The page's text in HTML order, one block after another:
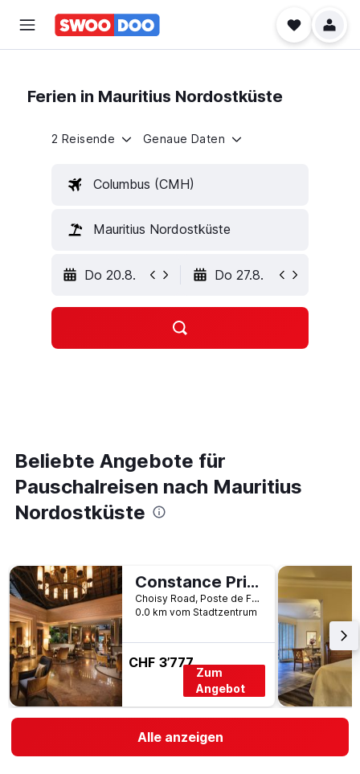
Ferien in Mauritius Nordostküste
2 Reisende Genaue Daten
Columbus (CMH)
Mauritius Nordostküste
Do 20.8. Do 27.8.
Beliebte Angebote für
Pauschalreisen nach Mauritius
Nordostküste
Constance Prince Maurice
Choisy Road, Poste de Flacq, Mauritius
0.0 km vom Stadtzentrum
CHF 3’777
Zum
Angebot
Alle anzeigen